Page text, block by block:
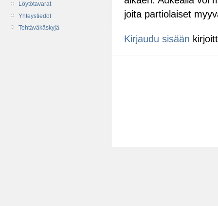
Löytötavarat
Yhteystiedot
Tehtäväkäskyjä
joita partiolaiset
Kirjaudu sisään